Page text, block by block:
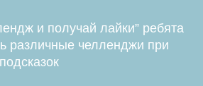
и получай лайки” ребята
различные челленджи при